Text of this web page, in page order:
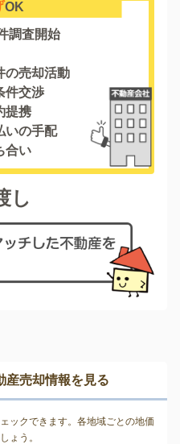
OK
調査開始
の売却活動
件交渉
提携
いの手配
合い
し
産売却情報を見る
ックできます。各地域ごとの地価
ょう。